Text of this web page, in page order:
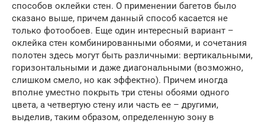
способов оклейки стен. О применении багетов было
сказано выше, причем данный способ касается не
только фотообоев. Еще один интересный вариант –
оклейка стен комбинированными обоями, и сочетания
полотен здесь могут быть различными: вертикальными,
горизонтальными и даже диагональными (возможно,
слишком смело, но как эффектно). Причем иногда
вполне уместно покрыть три стены обоями одного
цвета, а четвертую стену или часть ее – другими,
выделив, таким образом, определенную зону в